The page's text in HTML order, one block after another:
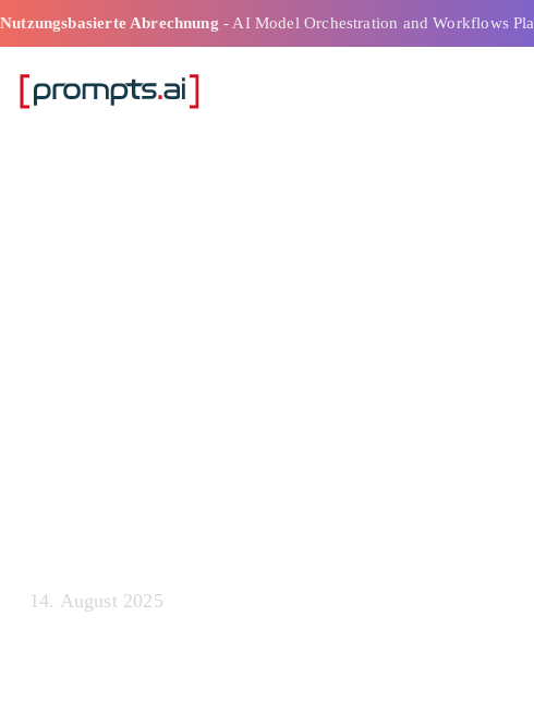
Nutzungsbasierte Abrechnung - AI Model Orchestration and Workflows
14. August 2025